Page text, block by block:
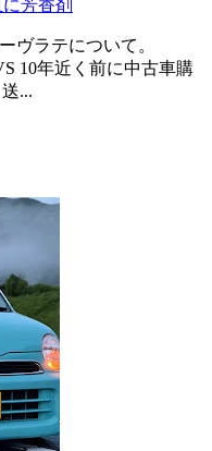
芳香剤
ヴラテについて。
10年近く前に中古車購
...